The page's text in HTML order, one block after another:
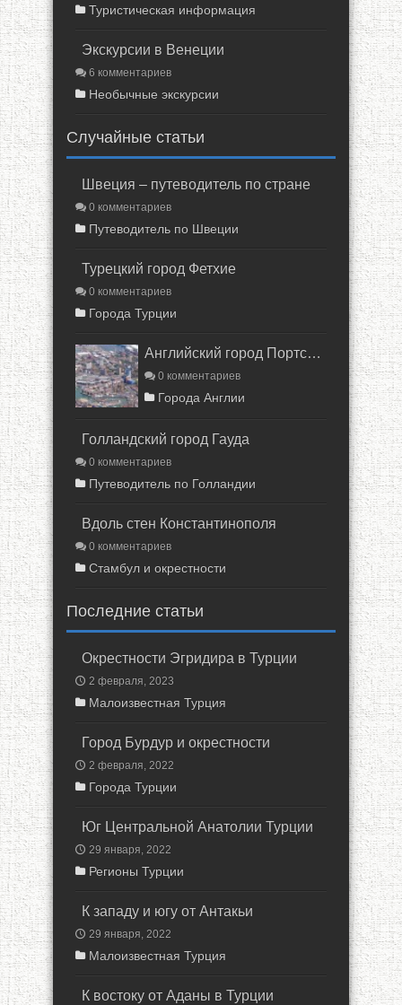
Туристическая информация
Экскурсии в Венеции
6 комментариев
Необычные экскурсии
Случайные статьи
Швеция – путеводитель по стране
0 комментариев
Путеводитель по Швеции
Турецкий город Фетхие
0 комментариев
Города Турции
Английский город Портсмут
0 комментариев
Города Англии
Голландский город Гауда
0 комментариев
Путеводитель по Голландии
Вдоль стен Константинополя
0 комментариев
Стамбул и окрестности
Последние статьи
Окрестности Эгридира в Турции
2 февраля, 2023
Малоизвестная Турция
Город Бурдур и окрестности
2 февраля, 2022
Города Турции
Юг Центральной Анатолии Турции
29 января, 2022
Регионы Турции
К западу и югу от Антакьи
29 января, 2022
Малоизвестная Турция
К востоку от Аданы в Турции